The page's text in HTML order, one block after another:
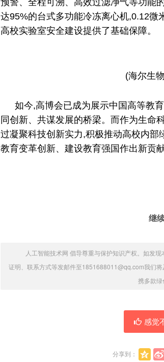
预警、全程可溯、高效过滤净气等功能
达95%的台式多功能冷冻离心机,0.12微
高校实验室安全建设提供了基础保障。
(海尔生
如今,高博会已成为展示中国高等教
同创新、共谋发展的桥梁。而作为生命
过凝聚科技创新实力,积极推动高校内
教育变革创新、建设教育强国作出新贡献
继
人工智能技术网 倡导尊重与保护知识产权。如发
证明、联系方式等发邮件至1851688011@qq.com我们将
携多款
感觉
分享到：